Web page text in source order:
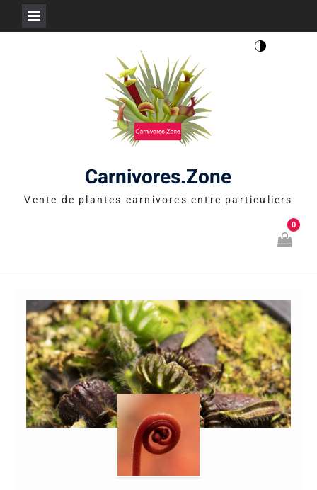
Carnivores.Zone
Vente de plantes carnivores entre particuliers
0